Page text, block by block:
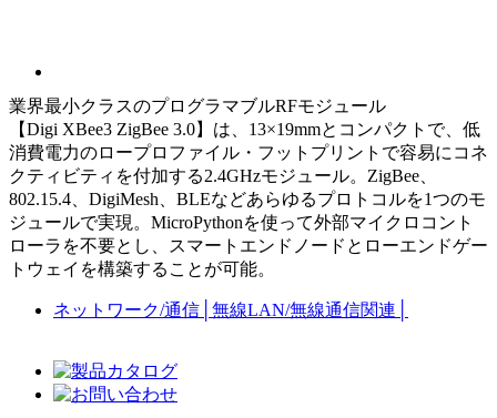
業界最小クラスのプログラマブルRFモジュール
【Digi XBee3 ZigBee 3.0】は、13×19mmとコンパクトで、低
消費電力のロープロファイル・フットプリントで容易にコネ
クティビティを付加する2.4GHzモジュール。ZigBee、
802.15.4、DigiMesh、BLEなどあらゆるプロトコルを1つのモ
ジュールで実現。MicroPythonを使って外部マイクロコント
ローラを不要とし、スマートエンドノードとローエンドゲー
トウェイを構築することが可能。
ネットワーク/通信 無線LAN/無線通信関連